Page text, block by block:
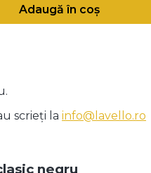
Adaugă în coș
scrieți la info@lavello.ro
negru